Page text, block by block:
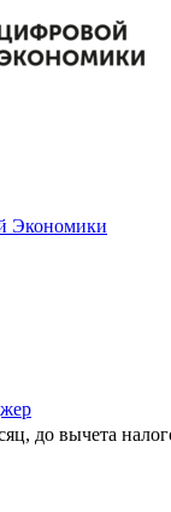
Экономики
до вычета